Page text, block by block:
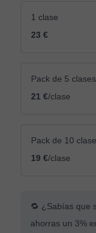
1 clase
23 €
Pack de 5 clases
21 €/clase
Pack de 10
19 €/clase
🔁 ¿Sabías que
ahorras un 3%